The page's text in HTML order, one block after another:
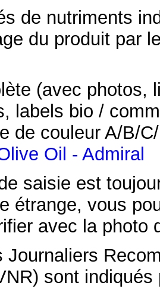
de nutriments
du produit par
(avec photos,
labels bio /
de couleur A/B/
Oil - Admiral
saisie est
étrange, vous
avec la photo
Journaliers
sont